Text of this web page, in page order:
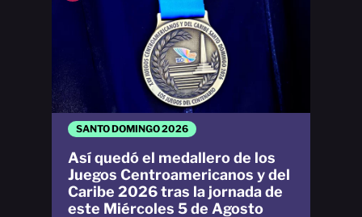
SANTO DOMINGO 2026
Así quedó el medallero de los
Juegos Centroamericanos y del
Caribe 2026 tras la jornada de
este Miércoles 5 de Agosto